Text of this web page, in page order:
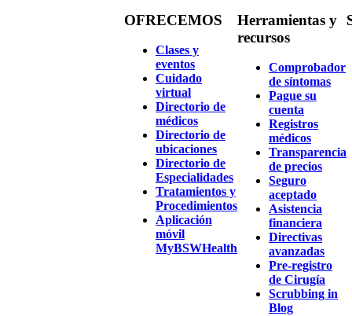
OFRECEMOS
Clases y
eventos
Cuidado
virtual
Directorio de
médicos
Directorio de
ubicaciones
Directorio de
Especialidades
Tratamientos y
Procedimientos
Aplicación
móvil
MyBSWHealth
Herramientas y
recursos
Comprobador
de síntomas
Pague su
cuenta
Registros
médicos
Transparencia
de precios
Seguro
aceptado
Asistencia
financiera
Directivas
avanzadas
Pre-registro
de Cirugía
Scrubbing in
Blog